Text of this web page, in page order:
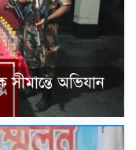
সীমান্তে অভিযান